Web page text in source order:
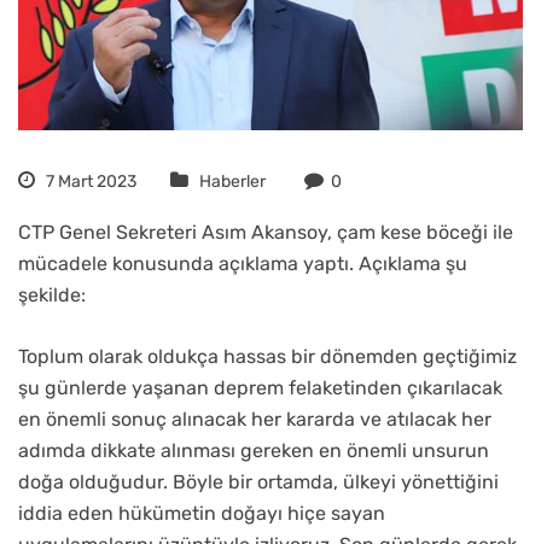
7 Mart 2023 Haberler 0
CTP Genel Sekreteri Asım Akansoy, çam kese böceği ile
mücadele konusunda açıklama yaptı. Açıklama şu
şekilde:
Toplum olarak oldukça hassas bir dönemden geçtiğimiz
şu günlerde yaşanan deprem felaketinden çıkarılacak
en önemli sonuç alınacak her kararda ve atılacak her
adımda dikkate alınması gereken en önemli unsurun
doğa olduğudur. Böyle bir ortamda, ülkeyi yönettiğini
iddia eden hükümetin doğayı hiçe sayan